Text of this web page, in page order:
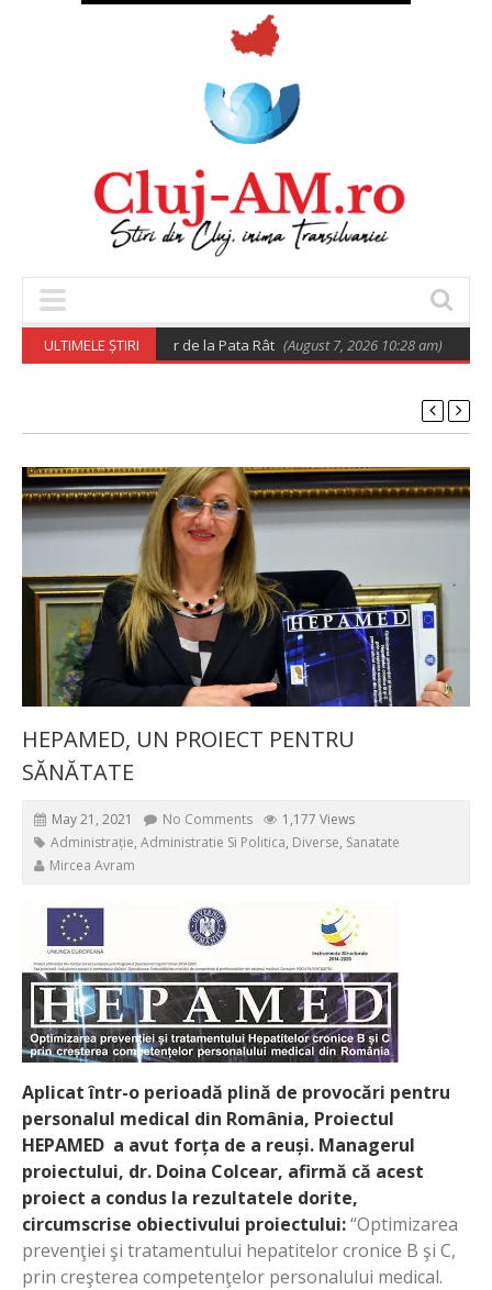
ULTIMELE ȘTIRI
relocarea rromilor de la Pata Rât (August 7, 2026 10:28 am)
HEPAMED, UN PROIECT PENTRU
SĂNĂTATE
May 21, 2021 No Comments
1,177 Views
Administrație, Administratie Si Politica, Diverse, Sanatate
Mircea Avram
Aplicat într-o perioadă plină de provocări pentru
personalul medical din România, Proiectul
HEPAMED a avut forța de a reuși. Managerul
proiectului, dr. Doina Colcear, afirmă că acest
proiect a condus la rezultatele dorite,
circumscrise obiectivului proiectului:“Optimizarea
prevenţiei şi tratamentului hepatitelor cronice B şi C,
prin creşterea competenţelor personalului medical.